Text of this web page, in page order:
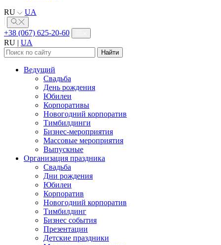
RU
UA
+38 (067) 625-20-60
RU | UA
Найти:
Ведущий
Свадьба
День рождения
Юбилеи
Корпоративы
Новогодний корпоратив
Тимбилдинги
Бизнес-мероприятия
Массовые мероприятия
Выпускные
Организация праздника
Свадьба
Дни рождения
Юбилеи
Корпоратив
Новогодний корпоратив
Тимбилдинг
Бизнес события
Презентации
Детские праздники